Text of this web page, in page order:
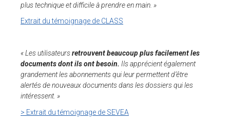
plus technique et difficile à prendre en main. »
Extrait du témoignage de CLASS
« Les utilisateursretrouvent beaucoup plus facilement les
documents dont ils ont besoin. Ils apprécient également
grandement les abonnements qui leur permettent d’être
alertés de nouveaux documents dans les dossiers qui les
intéressent. »
> Extrait du témoignage de SEVEA